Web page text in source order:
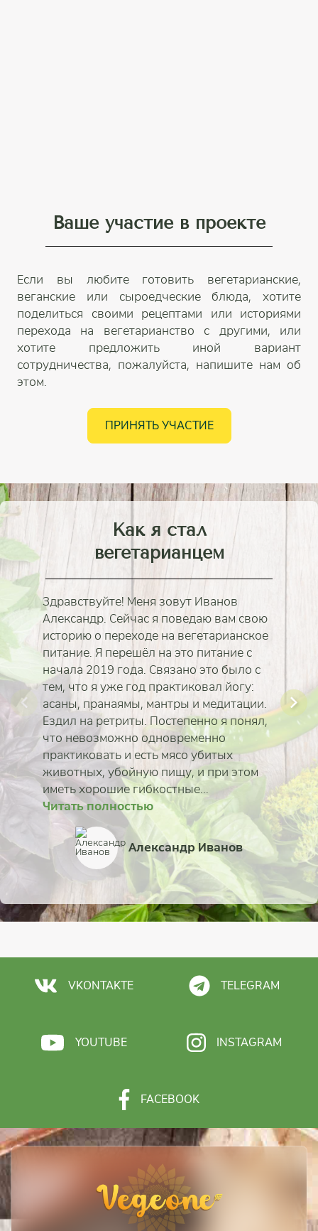
Ваше участие в проекте
Если вы любите готовить вегетарианские,
веганские или сыроедческие блюда, хотите
поделиться своими рецептами или историями
перехода на вегетарианство с другими, или
хотите предложить иной вариант
сотрудничества, пожалуйста, напишите нам об
этом.
ПРИНЯТЬ УЧАСТИЕ
Как я стал
вегетарианцем
Здравствуйте! Меня зовут Иванов
Александр. Сейчас я поведаю вам свою
историю о переходе на вегетарианское
питание. Я перешёл на это питание с
начала 2019 года. Связано это было с
тем, что я уже год практиковал йогу:
асаны, пранаямы, мантры и медитации.
Ездил на ретриты. Постепенно я понял,
что невозможно одновременно
практиковать и есть мясо убитых
животных, убойную пищу, и при этом
иметь хорошие гибкостные...
Читать полностью
Александр Иванов
Читать полностью
Алина Тимонина
Читать полностью
Мария Казанцева
Читать полностью
Наталья
Читать полностью
Анна Катрич
Читать полностью
Айгерим Тастанова
Читать полностью
Юлия Скрынникова
Читать полностью
Ирина Павловская
VKONTAKTE TELEGRAM
YOUTUBE INSTAGRAM
FACEBOOK